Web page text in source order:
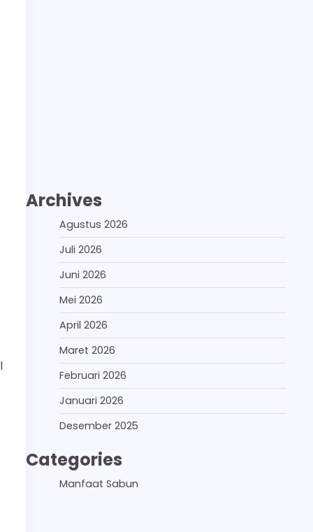
Archives
Agustus 2026
Juli 2026
Juni 2026
Mei 2026
April 2026
Maret 2026
Februari 2026
Januari 2026
Desember 2025
Categories
Manfaat Sabun